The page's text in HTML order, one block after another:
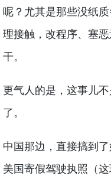
呢？尤其是那些没纸
理接触，改程序、塞
干。
更气人的是，这事儿
了。
中国那边，直接搞到
美国寄假驾驶执照（